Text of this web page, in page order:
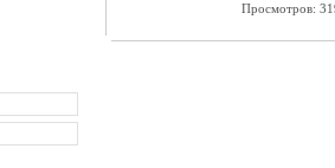
Просмотров: